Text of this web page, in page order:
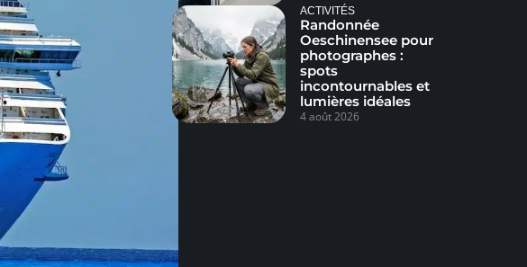
ACTIVITÉS
Randonnée
Oeschinensee pour
photographes :
spots
incontournables et
lumières idéales
4 août 2026